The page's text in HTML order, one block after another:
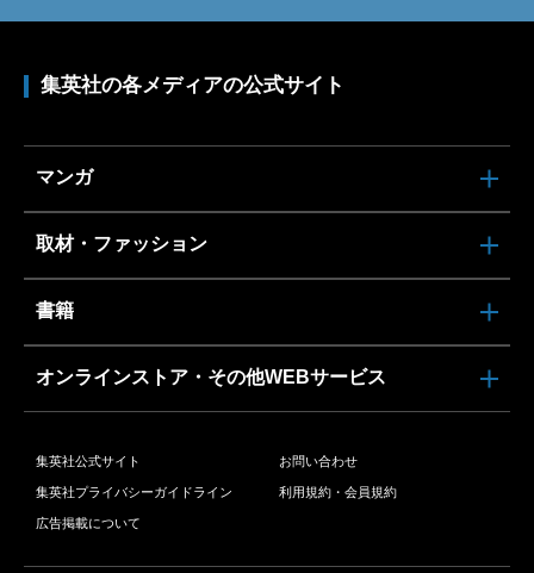
集英社の各メディアの公式サイト
マンガ
取材・ファッション
書籍
オンラインストア・その他WEBサービス
集英社公式サイト お問い合わせ
集英社プライバシーガイドライン 利用規約・会員規約
広告掲載について